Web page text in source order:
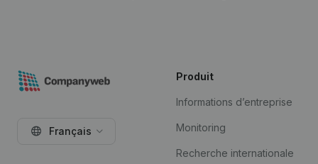
Français
Produit
Informations d’entreprise
Monitoring
Recherche internationale